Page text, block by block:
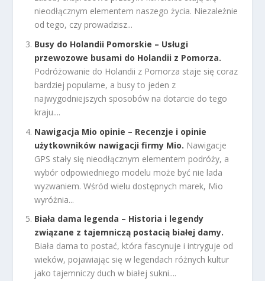
nieodłącznym elementem naszego życia. Niezależnie
od tego, czy prowadzisz...
Busy do Holandii Pomorskie – Usługi
przewozowe busami do Holandii z Pomorza.
Podróżowanie do Holandii z Pomorza staje się coraz
bardziej popularne, a busy to jeden z
najwygodniejszych sposobów na dotarcie do tego
kraju....
Nawigacja Mio opinie – Recenzje i opinie
użytkowników nawigacji firmy Mio. Nawigacje
GPS stały się nieodłącznym elementem podróży, a
wybór odpowiedniego modelu może być nie lada
wyzwaniem. Wśród wielu dostępnych marek, Mio
wyróżnia...
Biała dama legenda – Historia i legendy
związane z tajemniczą postacią białej damy.
Biała dama to postać, która fascynuje i intryguje od
wieków, pojawiając się w legendach różnych kultur
jako tajemniczy duch w białej sukni....